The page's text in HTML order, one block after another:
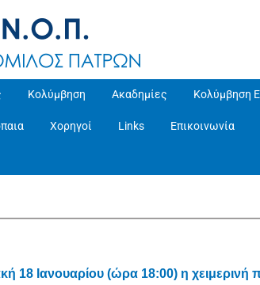
Κολύμβηση Ακαδημίες Κολύμβηση
Χορηγοί Links Επικοινωνία
18 Ιανουαρίου (ώρα 18:00) η χειμερινή